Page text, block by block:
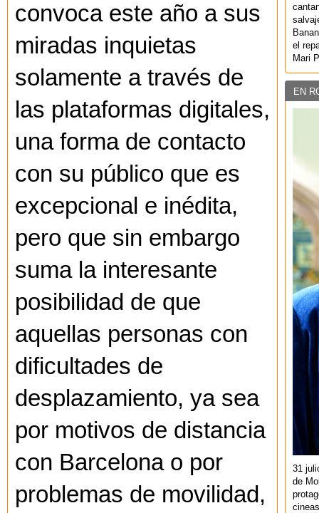
convoca este año a sus
miradas inquietas
solamente a través de
las plataformas digitales,
una forma de contacto
con su público que es
excepcional e inédita,
pero que sin embargo
suma la interesante
posibilidad de que
aquellas personas con
dificultades de
desplazamiento, ya sea
por motivos de distancia
con Barcelona o por
problemas de movilidad,
el
Mari
EN
31
de